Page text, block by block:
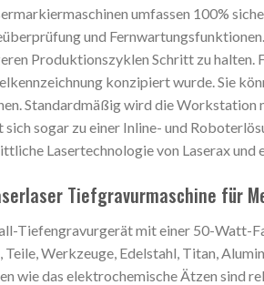
umfassen 100%
und
Produktionszyklen Schritt zu halten.
konzipiert wurde. Sie
Standardmäßig wird die Workstation
sich sogar zu einer Inline- und
Lasertechnologie von Laserax
Tiefgravurmaschine für
Tiefengravurgerät mit einer 50-Watt-
Teile, Werkzeuge, Edelstahl, Titan,
wie das elektrochemische Ätzen sind